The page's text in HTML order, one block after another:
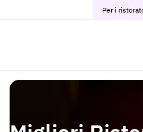
Per i